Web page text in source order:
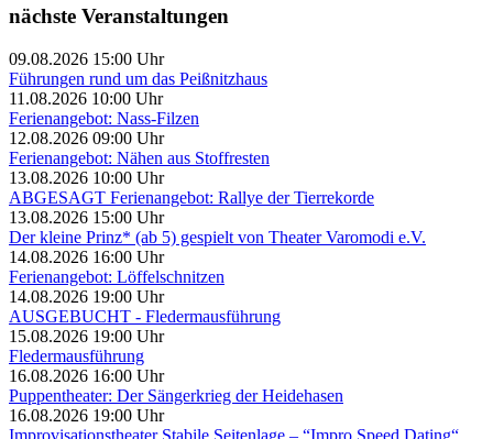
nächste Veranstaltungen
09.08.2026 15:00 Uhr
Führungen rund um das Peißnitzhaus
11.08.2026 10:00 Uhr
Ferienangebot: Nass-Filzen
12.08.2026 09:00 Uhr
Ferienangebot: Nähen aus Stoffresten
13.08.2026 10:00 Uhr
ABGESAGT Ferienangebot: Rallye der Tierrekorde
13.08.2026 15:00 Uhr
Der kleine Prinz* (ab 5) gespielt von Theater Varomodi e.V.
14.08.2026 16:00 Uhr
Ferienangebot: Löffelschnitzen
14.08.2026 19:00 Uhr
AUSGEBUCHT - Fledermausführung
15.08.2026 19:00 Uhr
Fledermausführung
16.08.2026 16:00 Uhr
Puppentheater: Der Sängerkrieg der Heidehasen
16.08.2026 19:00 Uhr
Improvisationstheater Stabile Seitenlage – “Impro Speed Dating“